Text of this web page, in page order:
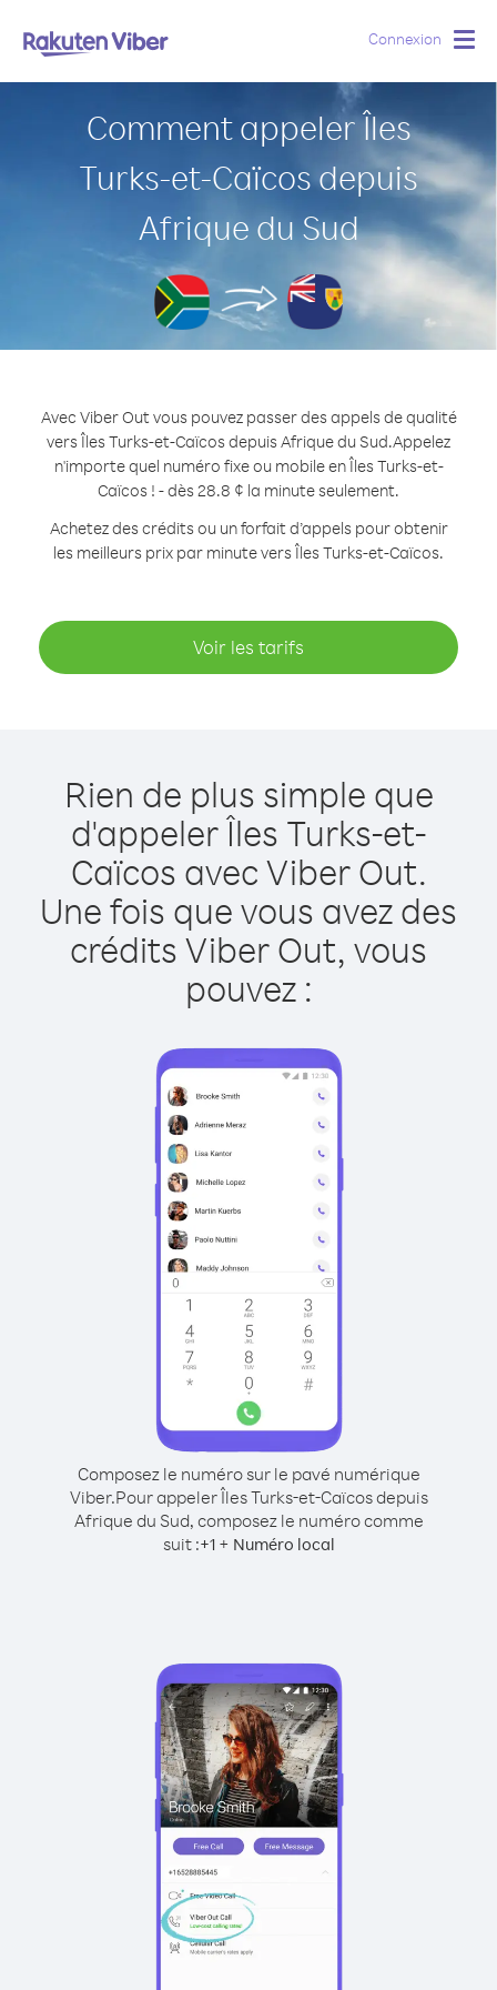
Connexion
Comment appeler Îles
Turks-et-Caïcos depuis
Afrique du Sud
Avec Viber Out vous pouvez passer des appels de qualité
vers Îles Turks-et-Caïcos depuis Afrique du Sud.Appelez
n'importe quel numéro fixe ou mobile en Îles Turks-et-
Caïcos ! - dès 28.8 ¢ la minute seulement.
Achetez des crédits ou un forfait d’appels pour obtenir
les meilleurs prix par minute vers Îles Turks-et-Caïcos.
Voir les tarifs
Rien de plus simple que
d'appeler Îles Turks-et-
Caïcos avec Viber Out.
Une fois que vous avez des
crédits Viber Out, vous
pouvez :
Composez le numéro sur le pavé numérique
Viber.Pour appeler Îles Turks-et-Caïcos depuis
Afrique du Sud, composez le numéro comme
suit :+1+ Numéro local